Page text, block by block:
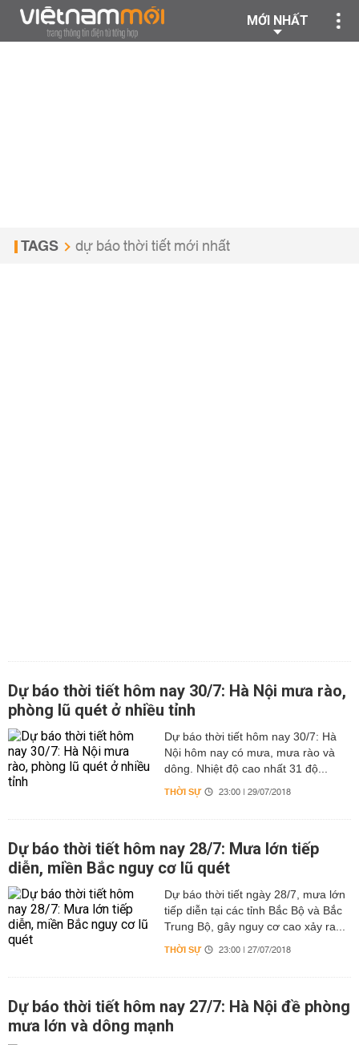
MỚI NHẤT
TAGS dự báo thời tiết mới nhất
Dự báo thời tiết hôm nay 30/7: Hà Nội mưa rào,
phòng lũ quét ở nhiều tỉnh
Dự báo thời tiết hôm nay 30/7: Hà
Nội hôm nay có mưa, mưa rào và
dông. Nhiệt độ cao nhất 31 độ...
THỜI SỰ 23:00 | 29/07/2018
Dự báo thời tiết hôm nay 28/7: Mưa lớn tiếp
diễn, miền Bắc nguy cơ lũ quét
Dự báo thời tiết ngày 28/7, mưa lớn
tiếp diễn tại các tỉnh Bắc Bộ và Bắc
Trung Bộ, gây nguy cơ cao xảy ra...
THỜI SỰ 23:00 | 27/07/2018
Dự báo thời tiết hôm nay 27/7: Hà Nội đề phòng
mưa lớn và dông mạnh